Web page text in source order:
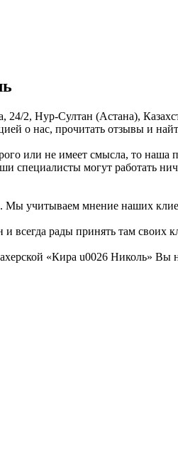
24/2, Нур-Султан (Астана),
о нас, прочитать отзывы и
или не имеет смысла, то наша
могут работать
учитываем мнение наших
всегда рады принять там своих
«Кира u0026 Николь» Вы